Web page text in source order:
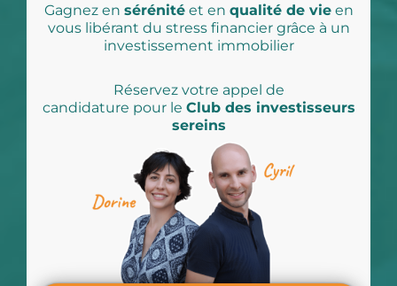
Gagnez en sérénitéet en qualité de vieen
vous libérant du stress financier grâce à un
investissement immobilier
Réservez votre appel de
candidature pour le Club des investisseurs
sereins